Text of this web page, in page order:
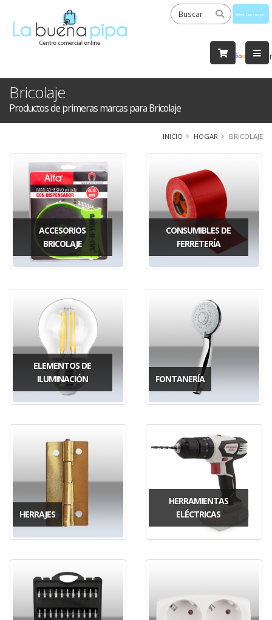
by
Bricolaje
Productos de primeras marcas para Bricolaje
INICIO HOGAR BRICOLAJE
ACCESORIOS
BRICOLAJE
CONSUMIBLES DE
FERRETERÍA
ELEMENTOS DE
ILUMINACIÓN
FONTANERÍA
HERRAJES
HERRAMIENTAS
ELÉCTRICAS